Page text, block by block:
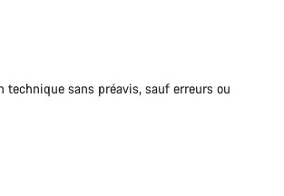
technique sans préavis, sauf erreurs ou